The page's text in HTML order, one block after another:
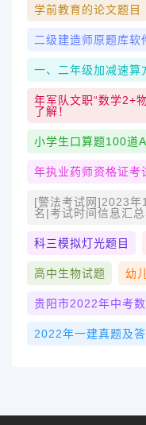
学前教育的论文题目
二级建造师原题库软
一、二年级加减速算
年军队文职“数学2+
了解！
小学生口算题100道
年执业药师资格证考
[警法考试网]2023年
名|考试时间信息汇总
科三模拟灯光题目
高中生物试题 幼
贵阳市2022年中考
2022年一建真题及